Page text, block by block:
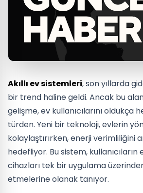
Akıllı ev sistemleri, son yıllarda
bir trend haline geldi. Ancak bu
gelişme, ev kullanıcılarını oldukça
türden. Yeni bir teknoloji, evlerin
kolaylaştırırken, enerji verimliliğini
hedefliyor. Bu sistem,
cihazları tek bir uygulama
etmelerine olanak tanıyor.